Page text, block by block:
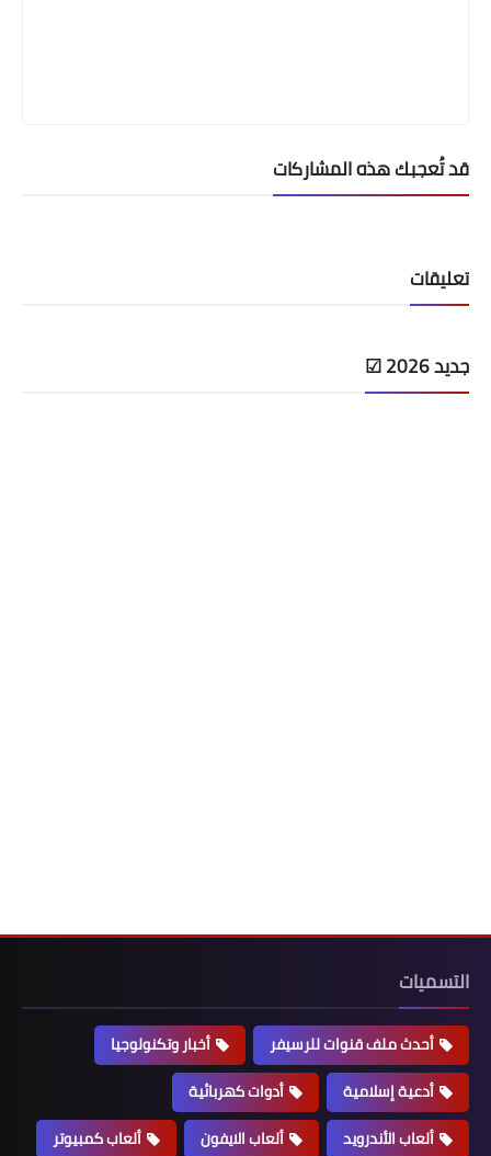
قد تُعجبك هذه المشاركات
تعليقات
جديد 2026 ☑
التسميات
أحدث ملف قنوات للرسيفر
أخبار وتكنولوجيا
أدعية إسلامية
أدوات كهربائية
ألعاب الأندرويد
ألعاب الايفون
ألعاب كمبيوتر